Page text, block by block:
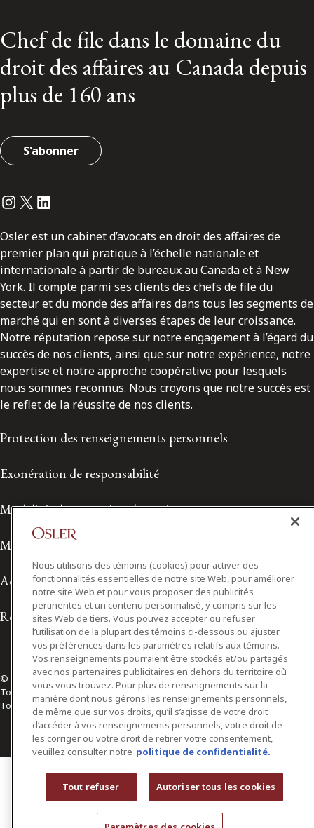
Chef de file dans le domaine du
droit des affaires au Canada depuis
plus de 160 ans
S'abonner
Instagram
Twitter
LinkedIn
Osler est un cabinet d’avocats en droit des affaires de
premier plan qui pratique à l’échelle nationale et
internationale à partir de bureaux au Canada et à New
York. Il compte parmi ses clients des chefs de file du
secteur et du monde des affaires dans tous les segments de
marché qui en sont à diverses étapes de leur croissance.
Notre réputation repose sur notre engagement à l’égard du
succès de nos clients, ainsi que sur notre expérience, notre
expertise et notre approche coopérative pour lesquels
nous sommes reconnus. Nous croyons que notre succès est
le reflet de la réussite de nos clients.
Protection des renseignements personnels
Exonération de responsabilité
Modalités de prestation de services
Modalités d'utilisation
Accessibilité
Relations avec les médias
© 2026 Osler, Hoskin & Harcourt S.E.N.C.R.L./s.r.l.
Tous droits réservés
Toronto | Montréal | Calgary | Vancouver | Ottawa | New York
Nous utilisons des témoins (cookies) pour activer des
fonctionnalités essentielles de notre site Web, pour améliorer
notre site Web et pour vous proposer des publicités
pertinentes et un contenu personnalisé, y compris sur les
sites Web de tiers. Vous pouvez accepter ou refuser
l’utilisation de la plupart des témoins ci-dessous ou ajuster
vos préférences dans les paramètres relatifs aux témoins.
Vos renseignements pourraient être stockés et/ou partagés
avec nos partenaires publicitaires en dehors du territoire où
vous vous trouvez. Pour plus de renseignements sur la
manière dont nous gérons les renseignements personnels,
de même que sur vos droits, qu’il s’agisse de votre droit
d’accéder à vos renseignements personnels, votre droit de
les corriger ou votre droit de retirer votre consentement,
veuillez consulter notre politique de confidentialité.
Tout refuser Autoriser tous les cookies